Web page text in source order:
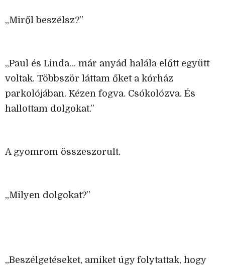
„Miről beszélsz?”
„Paul és Linda… már anyád halála előtt együtt
voltak. Többször láttam őket a kórház
parkolójában. Kézen fogva. Csókolózva. És
hallottam dolgokat.”
A gyomrom összeszorult.
„Milyen dolgokat?”
„Beszélgetéseket, amiket úgy folytattak, hogy